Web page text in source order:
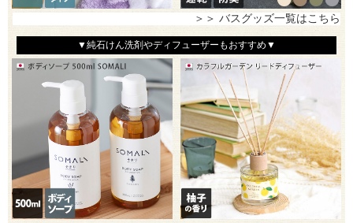
＞＞ バスグッズ一覧はこちら
▼純石けん洗剤やディフューザーもおすすめ▼